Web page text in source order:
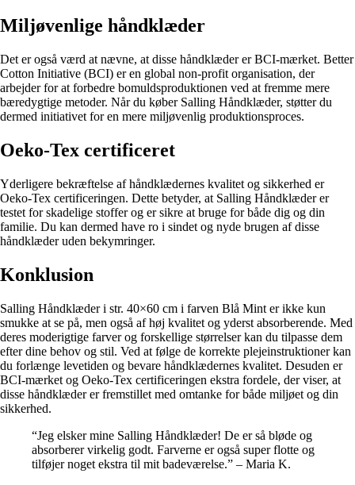
Miljøvenlige håndklæder
Det er også værd at nævne, at disse håndklæder er BCI-mærket. Better
Cotton Initiative (BCI) er en global non-profit organisation, der
arbejder for at forbedre bomuldsproduktionen ved at fremme mere
bæredygtige metoder. Når du køber Salling Håndklæder, støtter du
dermed initiativet for en mere miljøvenlig produktionsproces.
Oeko-Tex certificeret
Yderligere bekræftelse af håndklædernes kvalitet og sikkerhed er
Oeko-Tex certificeringen. Dette betyder, at Salling Håndklæder er
testet for skadelige stoffer og er sikre at bruge for både dig og din
familie. Du kan dermed have ro i sindet og nyde brugen af disse
håndklæder uden bekymringer.
Konklusion
Salling Håndklæder i str. 40×60 cm i farven Blå Mint er ikke kun
smukke at se på, men også af høj kvalitet og yderst absorberende. Med
deres moderigtige farver og forskellige størrelser kan du tilpasse dem
efter dine behov og stil. Ved at følge de korrekte plejeinstruktioner kan
du forlænge levetiden og bevare håndklædernes kvalitet. Desuden er
BCI-mærket og Oeko-Tex certificeringen ekstra fordele, der viser, at
disse håndklæder er fremstillet med omtanke for både miljøet og din
sikkerhed.
“Jeg elsker mine Salling Håndklæder! De er så bløde og
absorberer virkelig godt. Farverne er også super flotte og
tilføjer noget ekstra til mit badeværelse.” – Maria K.